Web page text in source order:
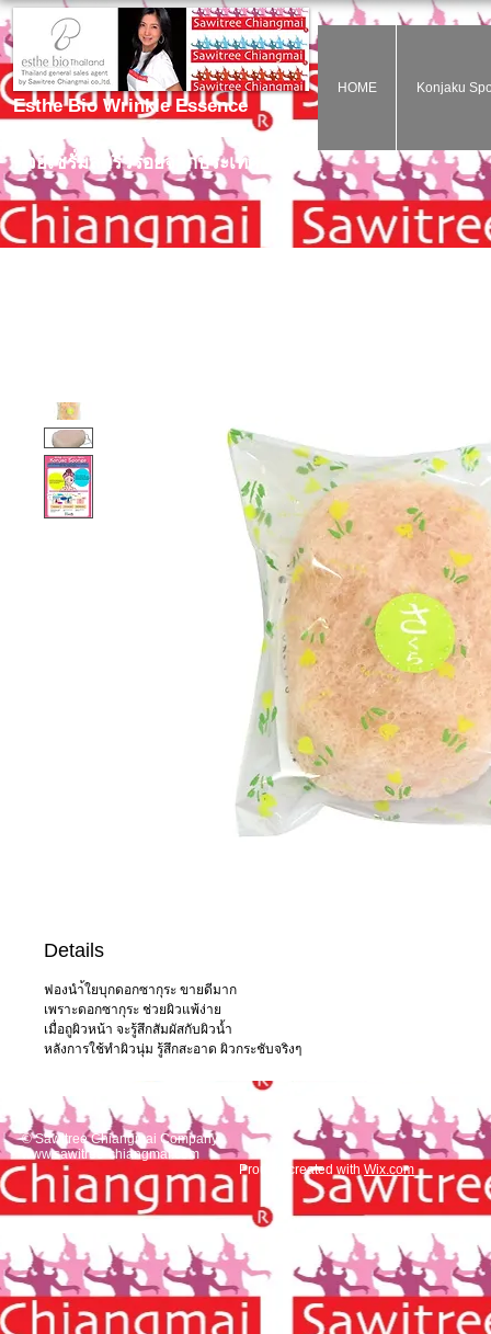
Esthe Bio Wrinkle Essence
ไม่ต้องฉีดโบท๊อกก็สวยได้
ด้วยเซรั่มลดริ้วรอยจากประเทศญี่ปุ่น
HOME Konjaku
Details
ฟองนำ้ใยบุกดอกซากุระ ขายดีมาก
เพราะดอกซากุระ ช่วยผิวแพ้ง่าย
เมื่อถูผิวหน้า จะรู้สึกสัมผัสกับผิวน้ำ
หลังการใช้ทำผิวนุ่ม รู้สึกสะอาด ผิวกระชับจริงๆ
© Sawitree Chiangmai Company
www.sawitree-chiangmai.com
Proudly created with Wix.com